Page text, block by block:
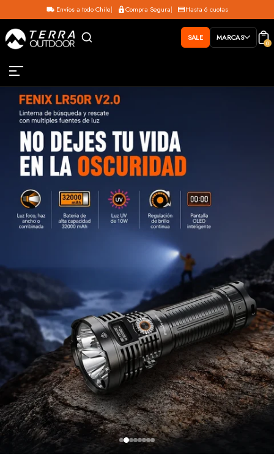
Envíos a todo Chile Compra Segura Hasta 6 cuotas
SALE MARCAS
0
VER PRODUCTOS